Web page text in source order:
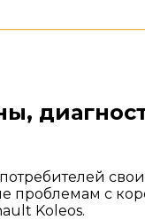
с
Koleos.